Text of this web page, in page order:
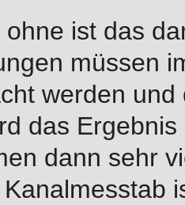
ohne ist das
müssen
werden
das
dann sehr